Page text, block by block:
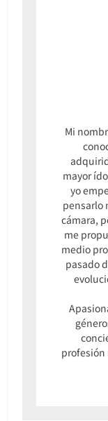
Mi
mayor
yo
pensarlo
cámara,
me
medio
pasado
profesión